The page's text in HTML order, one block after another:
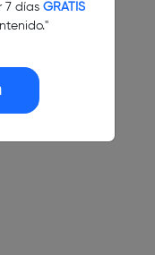
7 días GRATIS